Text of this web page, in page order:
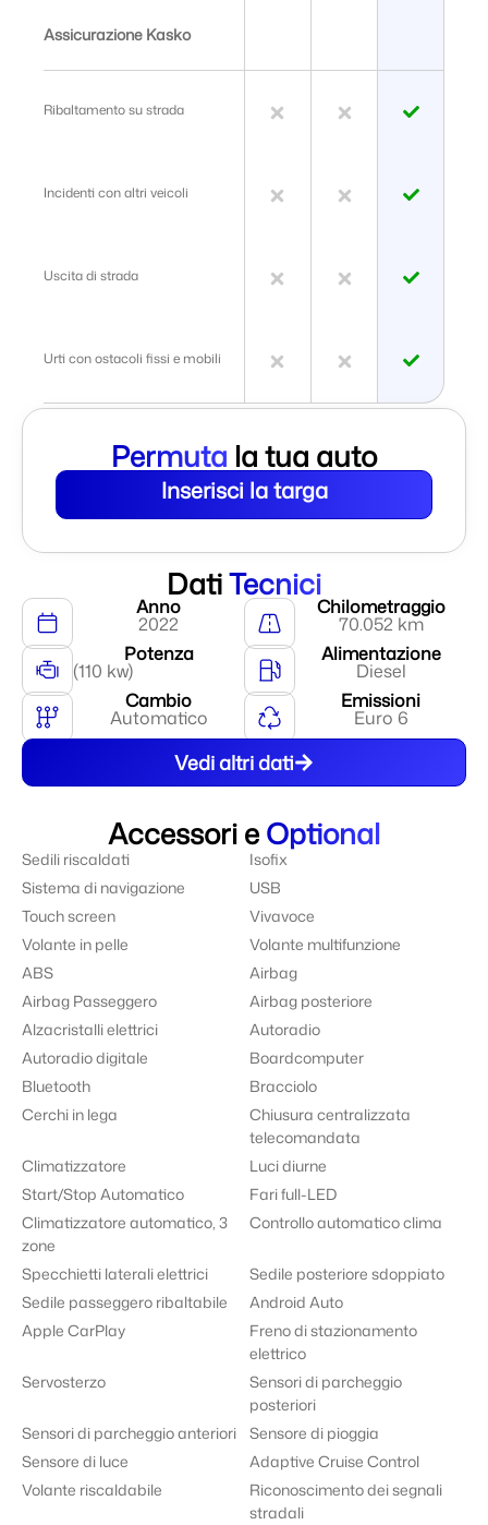
Assicurazione Kasko
Ribaltamento su strada
Incidenti con altri veicoli
Uscita di strada
Urti con ostacoli fissi e mobili
Permuta la tua auto
Inserisci la targa
DatiTecnici
Anno
2022
Chilometraggio
70.052 km
Potenza
(110 kw)
Alimentazione
Diesel
Cambio
Automatico
Emissioni
Euro 6
Vedi altri dati
Accessori eOptional
Sedili riscaldati
Isofix
Sistema di navigazione
USB
Touch screen
Vivavoce
Volante in pelle
Volante multifunzione
ABS
Airbag
Airbag Passeggero
Airbag posteriore
Alzacristalli elettrici
Autoradio
Autoradio digitale
Boardcomputer
Bluetooth
Bracciolo
Cerchi in lega
Chiusura centralizzata
telecomandata
Climatizzatore
Luci diurne
Start/Stop Automatico
Fari full-LED
Climatizzatore automatico, 3
zone
Controllo automatico clima
Specchietti laterali elettrici
Sedile posteriore sdoppiato
Sedile passeggero ribaltabile
Android Auto
Apple CarPlay
Freno di stazionamento
elettrico
Servosterzo
Sensori di parcheggio
posteriori
Sensori di parcheggio anteriori
Sensore di pioggia
Sensore di luce
Adaptive Cruise Control
Volante riscaldabile
Riconoscimento dei segnali
stradali